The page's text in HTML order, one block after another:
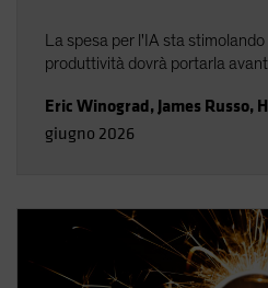
La spesa per l'IA sta
produttività dovrà portarla
Eric Winograd, James Russo,
giugno 2026